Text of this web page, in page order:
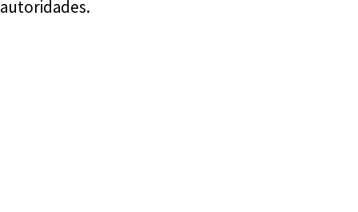
autoridades.